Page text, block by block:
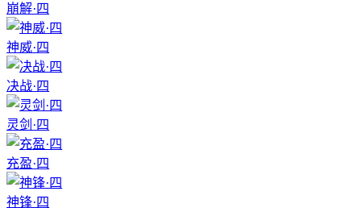
崩解·四
神威·四
决战·四
灵剑·四
充盈·四
神锋·四